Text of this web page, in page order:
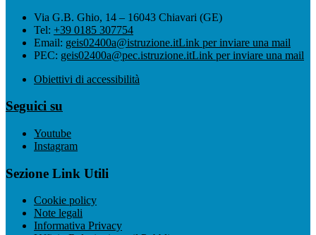
Via G.B. Ghio, 14 – 16043 Chiavari (GE)
Tel: +39 0185 307754
Email: geis02400a@istruzione.itLink per inviare una mail
PEC: geis02400a@pec.istruzione.itLink per inviare una mail
Obiettivi di accessibilità
Seguici su
Youtube
Instagram
Sezione Link Utili
Cookie policy
Note legali
Informativa Privacy